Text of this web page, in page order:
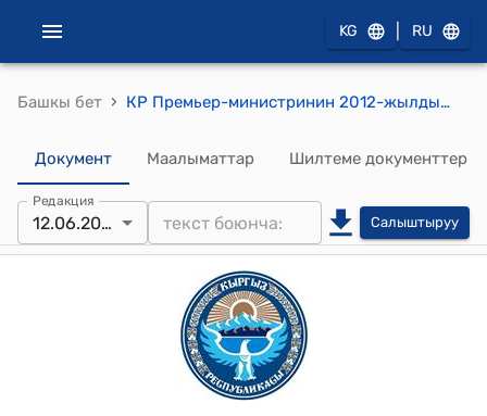
KG RU
Башкы бет › КР Премьер-министринин 2012-жылдын 12-июнундагы № 494 (Ж.Т.Алимбаев жөнүндө) буйругу
Документ Маалыматтар Шилтеме документтер
Редакция
12.06.2012 Салыштыруу